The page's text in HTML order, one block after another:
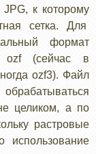
к которому
сетка. Для
формат
ozf (сейчас в
ozf3). Файл
целиком, а по
растровые
использование